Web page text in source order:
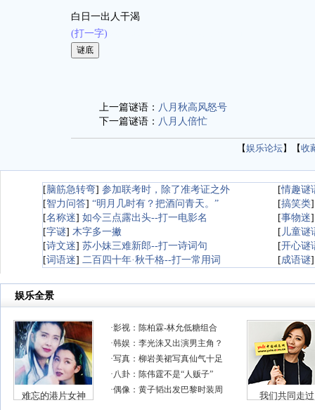
白日一出人干渴
(打一字)
上一篇谜语： 八月秋高风怒号
下一篇谜语： 八月人倍忙
【娱乐论坛】【收
[脑筋急转弯] 参加联考时，除了准考证之外 [情趣谜
[智力问答] “明月几时有？把酒问青天。” [搞笑类
[名称迷] 如今三点露出头--打一电影名 [事物迷
[字谜] 木字多一撇 [ 儿童谜
[诗文迷] 苏小妹三难新郎--打一诗词句 [开心谜
[词语迷] 二百四十年·秋千格--打一常用词 [成语谜